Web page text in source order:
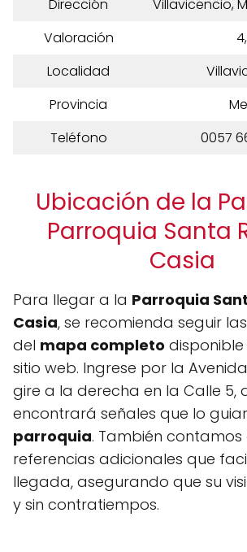
Dirección
Villavicencio,
Valoración
Localidad
Provincia
Teléfono
0057
Ubicación de la
Parroquia Santa
Casia
Para llegar a la Parroquia
Casia, se recomienda seguir
del mapa completo
sitio web. Ingrese por la
gire a la derecha en la Calle 5,
encontrará señales que lo
parroquia. También contamos
referencias adicionales que
llegada, asegurando que su
y sin contratiempos.